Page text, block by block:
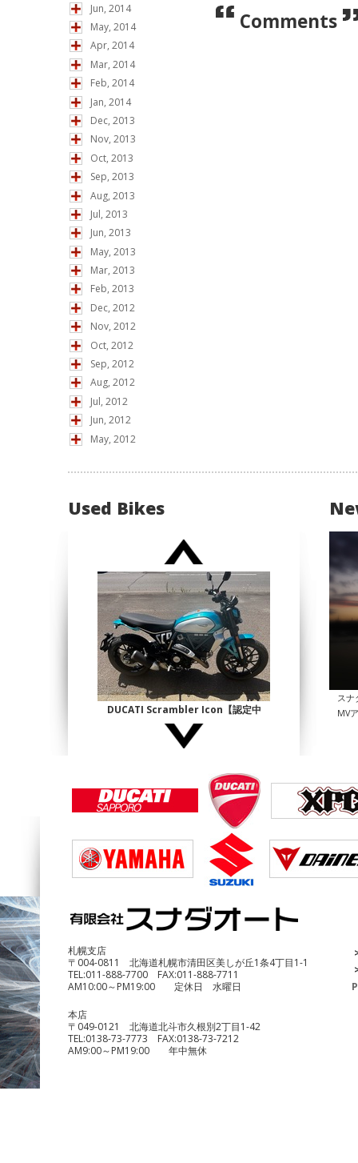
Jun, 2014
May, 2014
Apr, 2014
Mar, 2014
Feb, 2014
Jan, 2014
Dec, 2013
Nov, 2013
Oct, 2013
Sep, 2013
Aug, 2013
Jul, 2013
Jun, 2013
May, 2013
Mar, 2013
Feb, 2013
Dec, 2012
Nov, 2012
Oct, 2012
Sep, 2012
Aug, 2012
Jul, 2012
Jun, 2012
May, 2012
Comments
Used Bikes
DUCATI Scrambler Icon【認定中
古】
¥1,140,000
¥690,000
スナ
MV
札幌支店
〒004-0811 北海道札幌市清田区美しが丘1条4丁目1-1
TEL:011-888-7700 FAX:011-888-7711
AM10:00～PM19:00 定休日 水曜日
本店
〒049-0121 北海道北斗市久根別2丁目1-42
TEL:0138-73-7773 FAX:0138-73-7212
AM9:00～PM19:00 年中無休